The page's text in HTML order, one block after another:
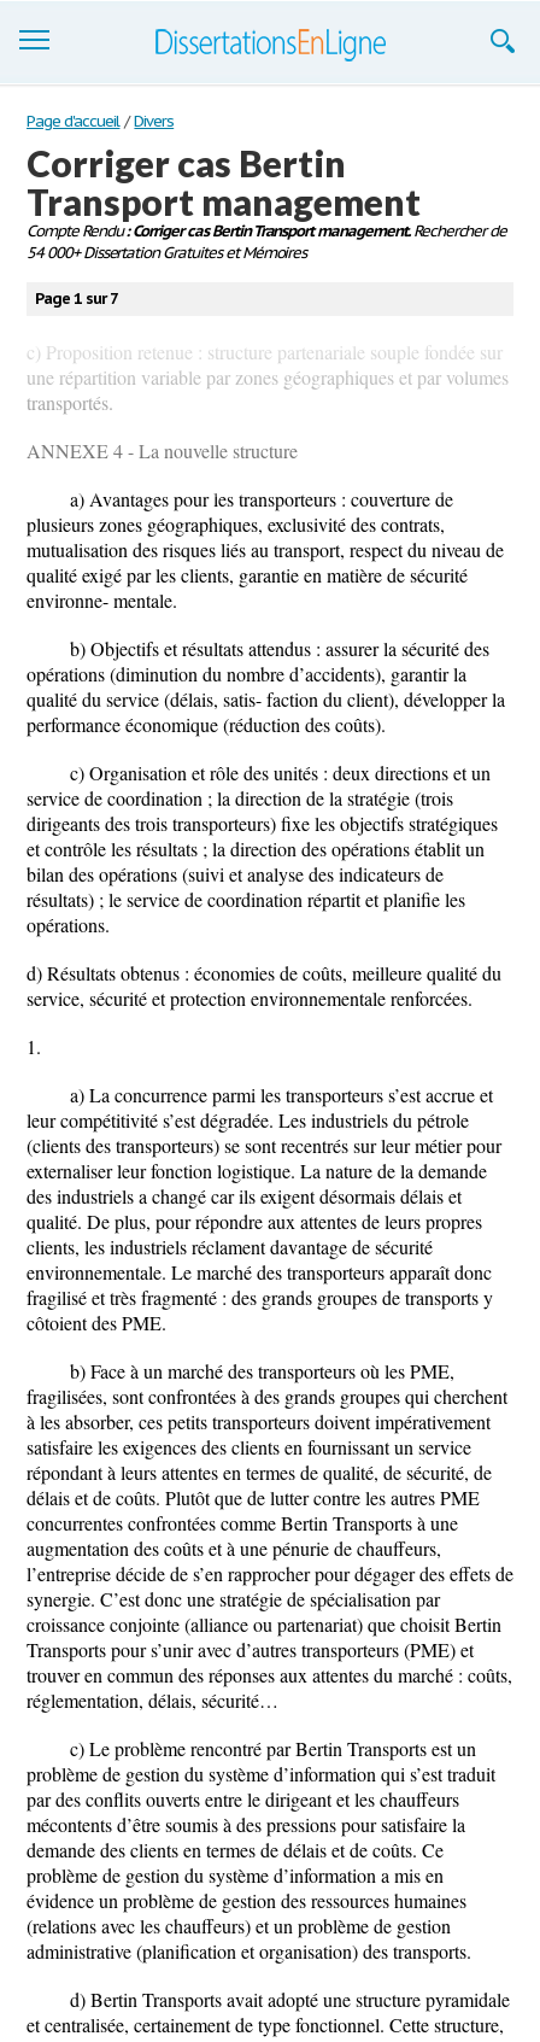
Dissertations
S'inscrire
Se connecter
Contactez-nous
Page d'accueil / Divers
Corriger cas Bertin
Transport management
Compte Rendu: Corriger cas Bertin Transport management.Rechercher de
54 000+ Dissertation Gratuites et Mémoires
Page 1 sur 7
c) Proposition retenue : structure partenariale souple fondée sur
une répartition variable par zones géographiques et par volumes
transportés.
ANNEXE 4 - La nouvelle structure
a) Avantages pour les transporteurs : couverture de
plusieurs zones géographiques, exclusivité des contrats,
mutualisation des risques liés au transport, respect du niveau de
qualité exigé par les clients, garantie en matière de sécurité
environne- mentale.
b) Objectifs et résultats attendus : assurer la sécurité des
opérations (diminution du nombre d’accidents), garantir la
qualité du service (délais, satis- faction du client), développer la
performance économique (réduction des coûts).
c) Organisation et rôle des unités : deux directions et un
service de coordination ; la direction de la stratégie (trois
dirigeants des trois transporteurs) fixe les objectifs stratégiques
et contrôle les résultats ; la direction des opérations établit un
bilan des opérations (suivi et analyse des indicateurs de
résultats) ; le service de coordination répartit et planifie les
opérations.
d) Résultats obtenus : économies de coûts, meilleure qualité du
service, sécurité et protection environnementale renforcées.
1.
a) La concurrence parmi les transporteurs s’est accrue et
leur compétitivité s’est dégradée. Les industriels du pétrole
(clients des transporteurs) se sont recentrés sur leur métier pour
externaliser leur fonction logistique. La nature de la demande
des industriels a changé car ils exigent désormais délais et
qualité. De plus, pour répondre aux attentes de leurs propres
clients, les industriels réclament davantage de sécurité
environnementale. Le marché des transporteurs apparaît donc
fragilisé et très fragmenté : des grands groupes de transports y
côtoient des PME.
b) Face à un marché des transporteurs où les PME,
fragilisées, sont confrontées à des grands groupes qui cherchent
à les absorber, ces petits transporteurs doivent impérativement
satisfaire les exigences des clients en fournissant un service
répondant à leurs attentes en termes de qualité, de sécurité, de
délais et de coûts. Plutôt que de lutter contre les autres PME
concurrentes confrontées comme Bertin Transports à une
augmentation des coûts et à une pénurie de chauffeurs,
l’entreprise décide de s’en rapprocher pour dégager des effets de
synergie. C’est donc une stratégie de spécialisation par
croissance conjointe (alliance ou partenariat) que choisit Bertin
Transports pour s’unir avec d’autres transporteurs (PME) et
trouver en commun des réponses aux attentes du marché : coûts,
réglementation, délais, sécurité…
c) Le problème rencontré par Bertin Transports est un
problème de gestion du système d’information qui s’est traduit
par des conflits ouverts entre le dirigeant et les chauffeurs
mécontents d’être soumis à des pressions pour satisfaire la
demande des clients en termes de délais et de coûts. Ce
problème de gestion du système d’information a mis en
évidence un problème de gestion des ressources humaines
(relations avec les chauffeurs) et un problème de gestion
administrative (planification et organisation) des transports.
d) Bertin Transports avait adopté une structure pyramidale
et centralisée, certainement de type fonctionnel. Cette structure,